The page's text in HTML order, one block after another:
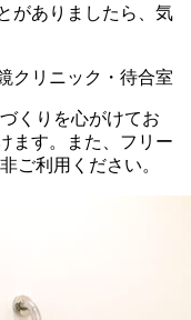
がありましたら、気
くりを心がけてお
ます。また、フリー
ご利用ください。